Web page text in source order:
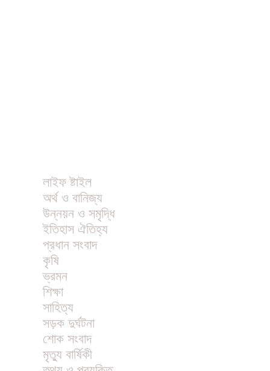
লাইফ ষ্টাইল
অর্থ ও বানিজ্য
উন্নয়ন ও সমৃদ্ধি
ইতিহাস ঐতিহ্য
প্রধান সংবাদ
কৃষি
ভ্রমন
শিক্ষা
সাহিত্য
সড়ক দুর্ঘটনা
শোক সংবাদ
মৃত্যু বার্ষিকী